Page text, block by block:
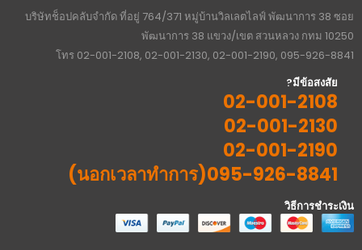
บริษัทช็อปคลับจำกัด ที่อยู่ 764/371 หมู่บ้านวิลเลตไลฟ์ พัฒนาการ 38 ซอย
พัฒนาการ 38 แขวง/เขต สวนหลวง กทม 10250
โทร 02-001-2108, 02-001-2130, 02-001-2190, 095-926-8841
มีข้อสงสัย?
02-001-2108
02-001-2130
02-001-2190
095-926-8841(นอกเวลาทำการ)
วิธีการชำระเงิน